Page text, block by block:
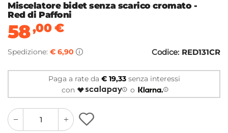
Miscelatore bidet senza scarico cromato -
Red di Paffoni
58,00€
Spedizione: € 6,90 Codice: RED131CR
Paga a rate da € 19,33senza interessi
con
o
quantity
button
quantity
minus
button